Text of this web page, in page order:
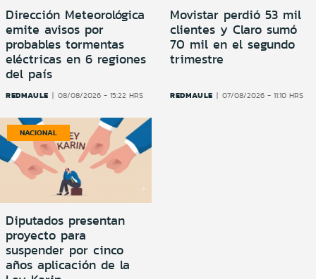
Dirección Meteorológica
emite avisos por
probables tormentas
eléctricas en 6 regiones
del país
REDMAULE 08/08/2026 - 15:22 HRS
Movistar perdió 53 mil
clientes y Claro sumó
70 mil en el segundo
trimestre
REDMAULE 07/08/2026 - 11:10 HRS
NACIONAL
Diputados presentan
proyecto para
suspender por cinco
años aplicación de la